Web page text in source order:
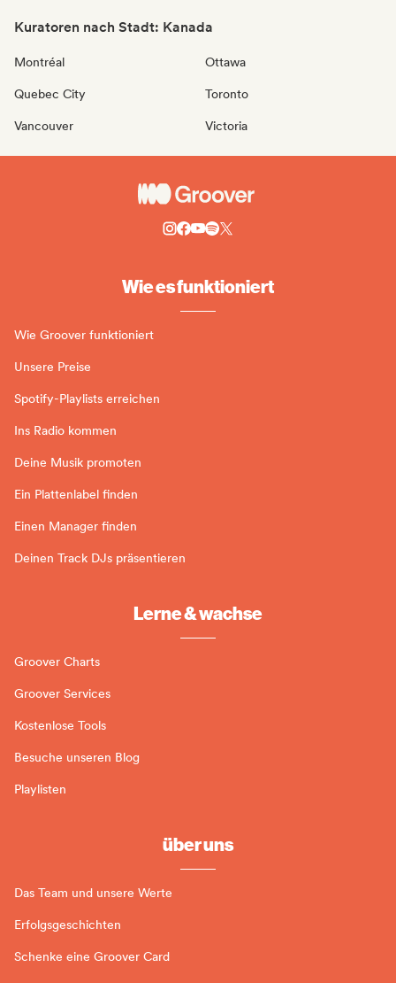
Kuratoren nach Stadt: Kanada
Montréal Ottawa
Quebec City Toronto
Vancouver Victoria
Wie es funktioniert
Wie Groover funktioniert
Unsere Preise
Spotify-Playlists erreichen
Ins Radio kommen
Deine Musik promoten
Ein Plattenlabel finden
Einen Manager finden
Deinen Track DJs präsentieren
Lerne & wachse
Groover Charts
Groover Services
Kostenlose Tools
Besuche unseren Blog
Playlisten
über uns
Das Team und unsere Werte
Erfolgsgeschichten
Schenke eine Groover Card